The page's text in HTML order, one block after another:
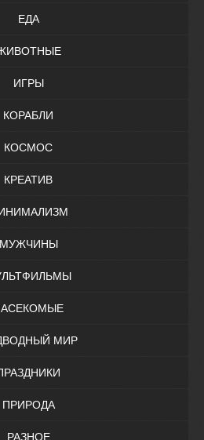
ЕДА
ИГРЫ
КОРАБЛИ
КОСМОС
КРЕАТИВ
МУЖЧИНЫ
МИР
ПРИРОДА
РАЗНОЕ